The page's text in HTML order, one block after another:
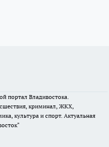
портал Владивостока.
криминал, ЖКХ,
культура и спорт. Актуальная